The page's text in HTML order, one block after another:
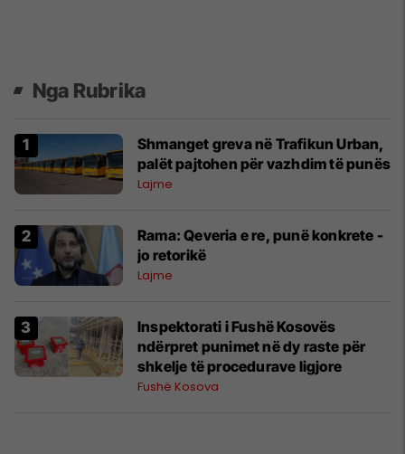
Nga Rubrika
Shmanget greva në Trafikun Urban,
palët pajtohen për vazhdim të punës
Lajme
Rama: Qeveria e re, punë konkrete -
jo retorikë
Lajme
Inspektorati i Fushë Kosovës
ndërpret punimet në dy raste për
shkelje të procedurave ligjore
Fushë Kosova